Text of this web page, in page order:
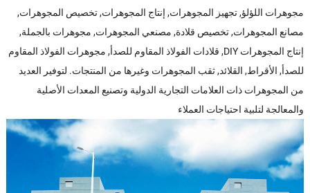
مجوهرات اللؤلؤ, تجهيز المجوهرات, إنتاج المجوهرات, تخصيص المجوهرات,
مصانع المجوهرات, تخصيص قلادة, مصنعي المجوهرات, مجوهرات بالجملة,
إنتاج المجوهرات DIY, قلادات الفولاذ المقاوم للصدأ, مجوهرات الفولاذ المقاوم
للصدأ, الأقراط, القلائد, ثقب المجوهرات وغيرها من المنتجات. لتوفير العديد
من المجوهرات ذات العلامات التجارية الدولية وتصنيع المعدات الأصلية
والمعالجة لتلبية احتياجات العملاء